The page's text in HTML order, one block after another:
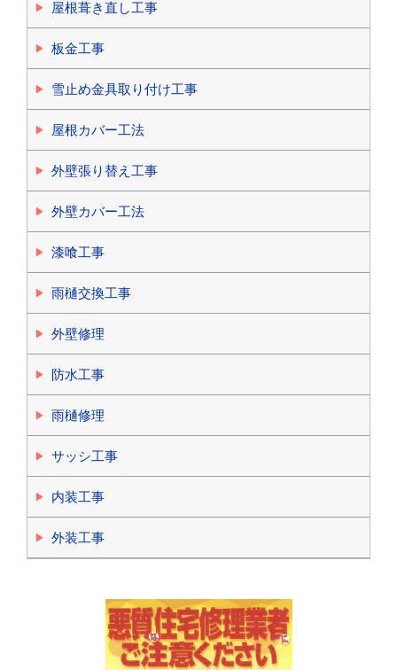
屋根葺き直し工事
板金工事
雪止め金具取り付け工事
屋根カバー工法
外壁張り替え工事
外壁カバー工法
漆喰工事
雨樋交換工事
外壁修理
防水工事
雨樋修理
サッシ工事
内装工事
外装工事